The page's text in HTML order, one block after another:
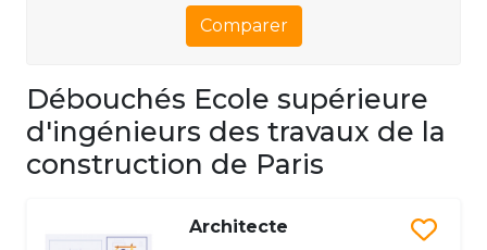
Comparer
Débouchés Ecole supérieure
d'ingénieurs des travaux de la
construction de Paris
Architecte